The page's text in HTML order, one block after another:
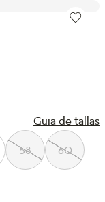
Guia de tallas
58 60